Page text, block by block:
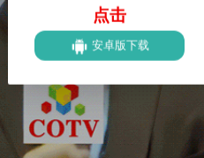
点击
安卓版下载